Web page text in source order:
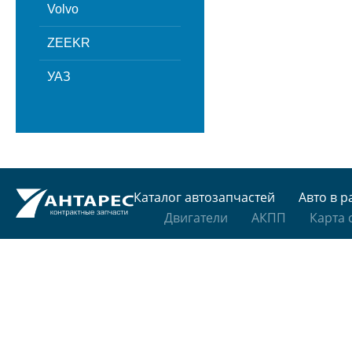
Volvo
ZEEKR
УАЗ
Каталог автозапчастей
Авто в
Двигатели
АКПП Карта